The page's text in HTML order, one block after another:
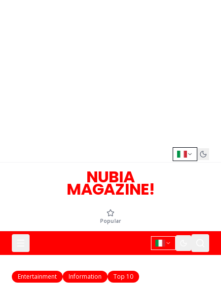
NUBIA
MAGAZINE!
Popular
Entertainment Information Top 10